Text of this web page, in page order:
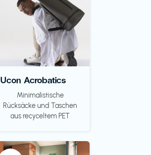
Ucon Acrobatics
Minimalistische
Rücksäcke und Taschen
aus recyceltem PET